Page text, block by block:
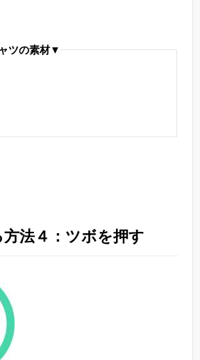
ツの素材▼
法４：ツボを押す